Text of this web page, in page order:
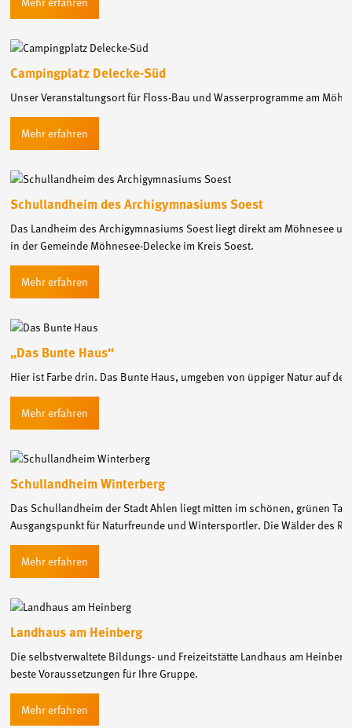
Campingplatz Delecke-Süd
Unser Veranstaltungsort für Floss-Bau und Wasserprogramme am
Schullandheim des Archigymnasiums Soest
Das Landheim des Archigymnasiums Soest liegt direkt am Möhnesee
in der Gemeinde Möhnesee-Delecke im Kreis Soest.
„Das Bunte Haus“
Hier ist Farbe drin. Das Bunte Haus, umgeben von üppiger Natur auf
Schullandheim Winterberg
Das Schullandheim der Stadt Ahlen liegt mitten im schönen, grünen
Ausgangspunkt für Naturfreunde und Wintersportler. Die Wälder des
Landhaus am Heinberg
Die selbstverwaltete Bildungs- und Freizeitstätte Landhaus am
beste Voraussetzungen für Ihre Gruppe.